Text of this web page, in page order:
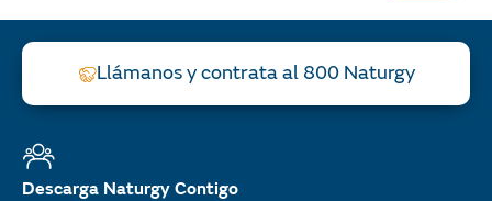
Llámanos y contrata al 800 Naturgy
Descarga Naturgy Contigo